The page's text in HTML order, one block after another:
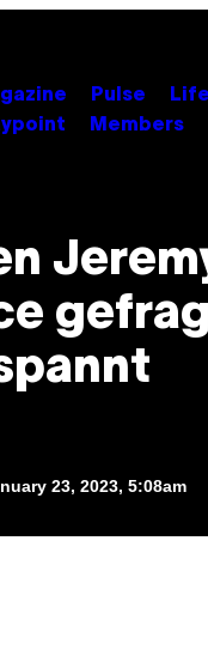
Pulse Life
Members
23, 2023, 5:08am